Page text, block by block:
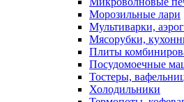
Морозильные лари
Мультиварки,
Мясорубки,
Плиты
Посудомоечные
Тостеры,
Холодильники